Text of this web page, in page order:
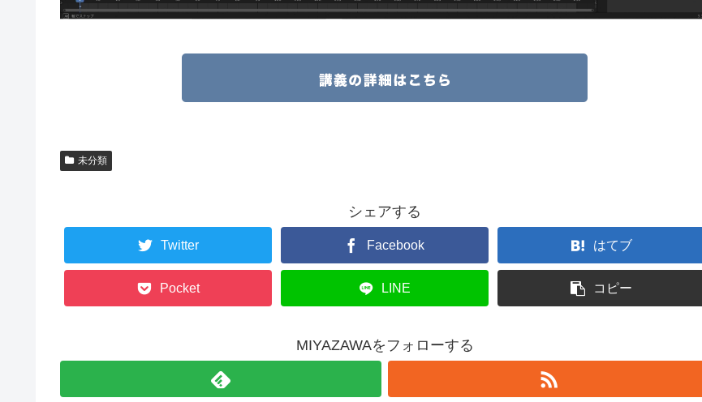
未分類
シェアする
Twitter Facebook はてブ
Pocket LINE コピー
MIYAZAWAをフォローする